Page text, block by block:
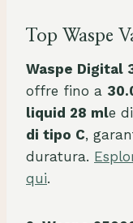
Top Waspe
Waspe Digital
offre fino a
liquid 28 mle
di tipo C,
duratura.
qui.